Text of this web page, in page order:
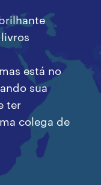
está no
sua
ter
colega de